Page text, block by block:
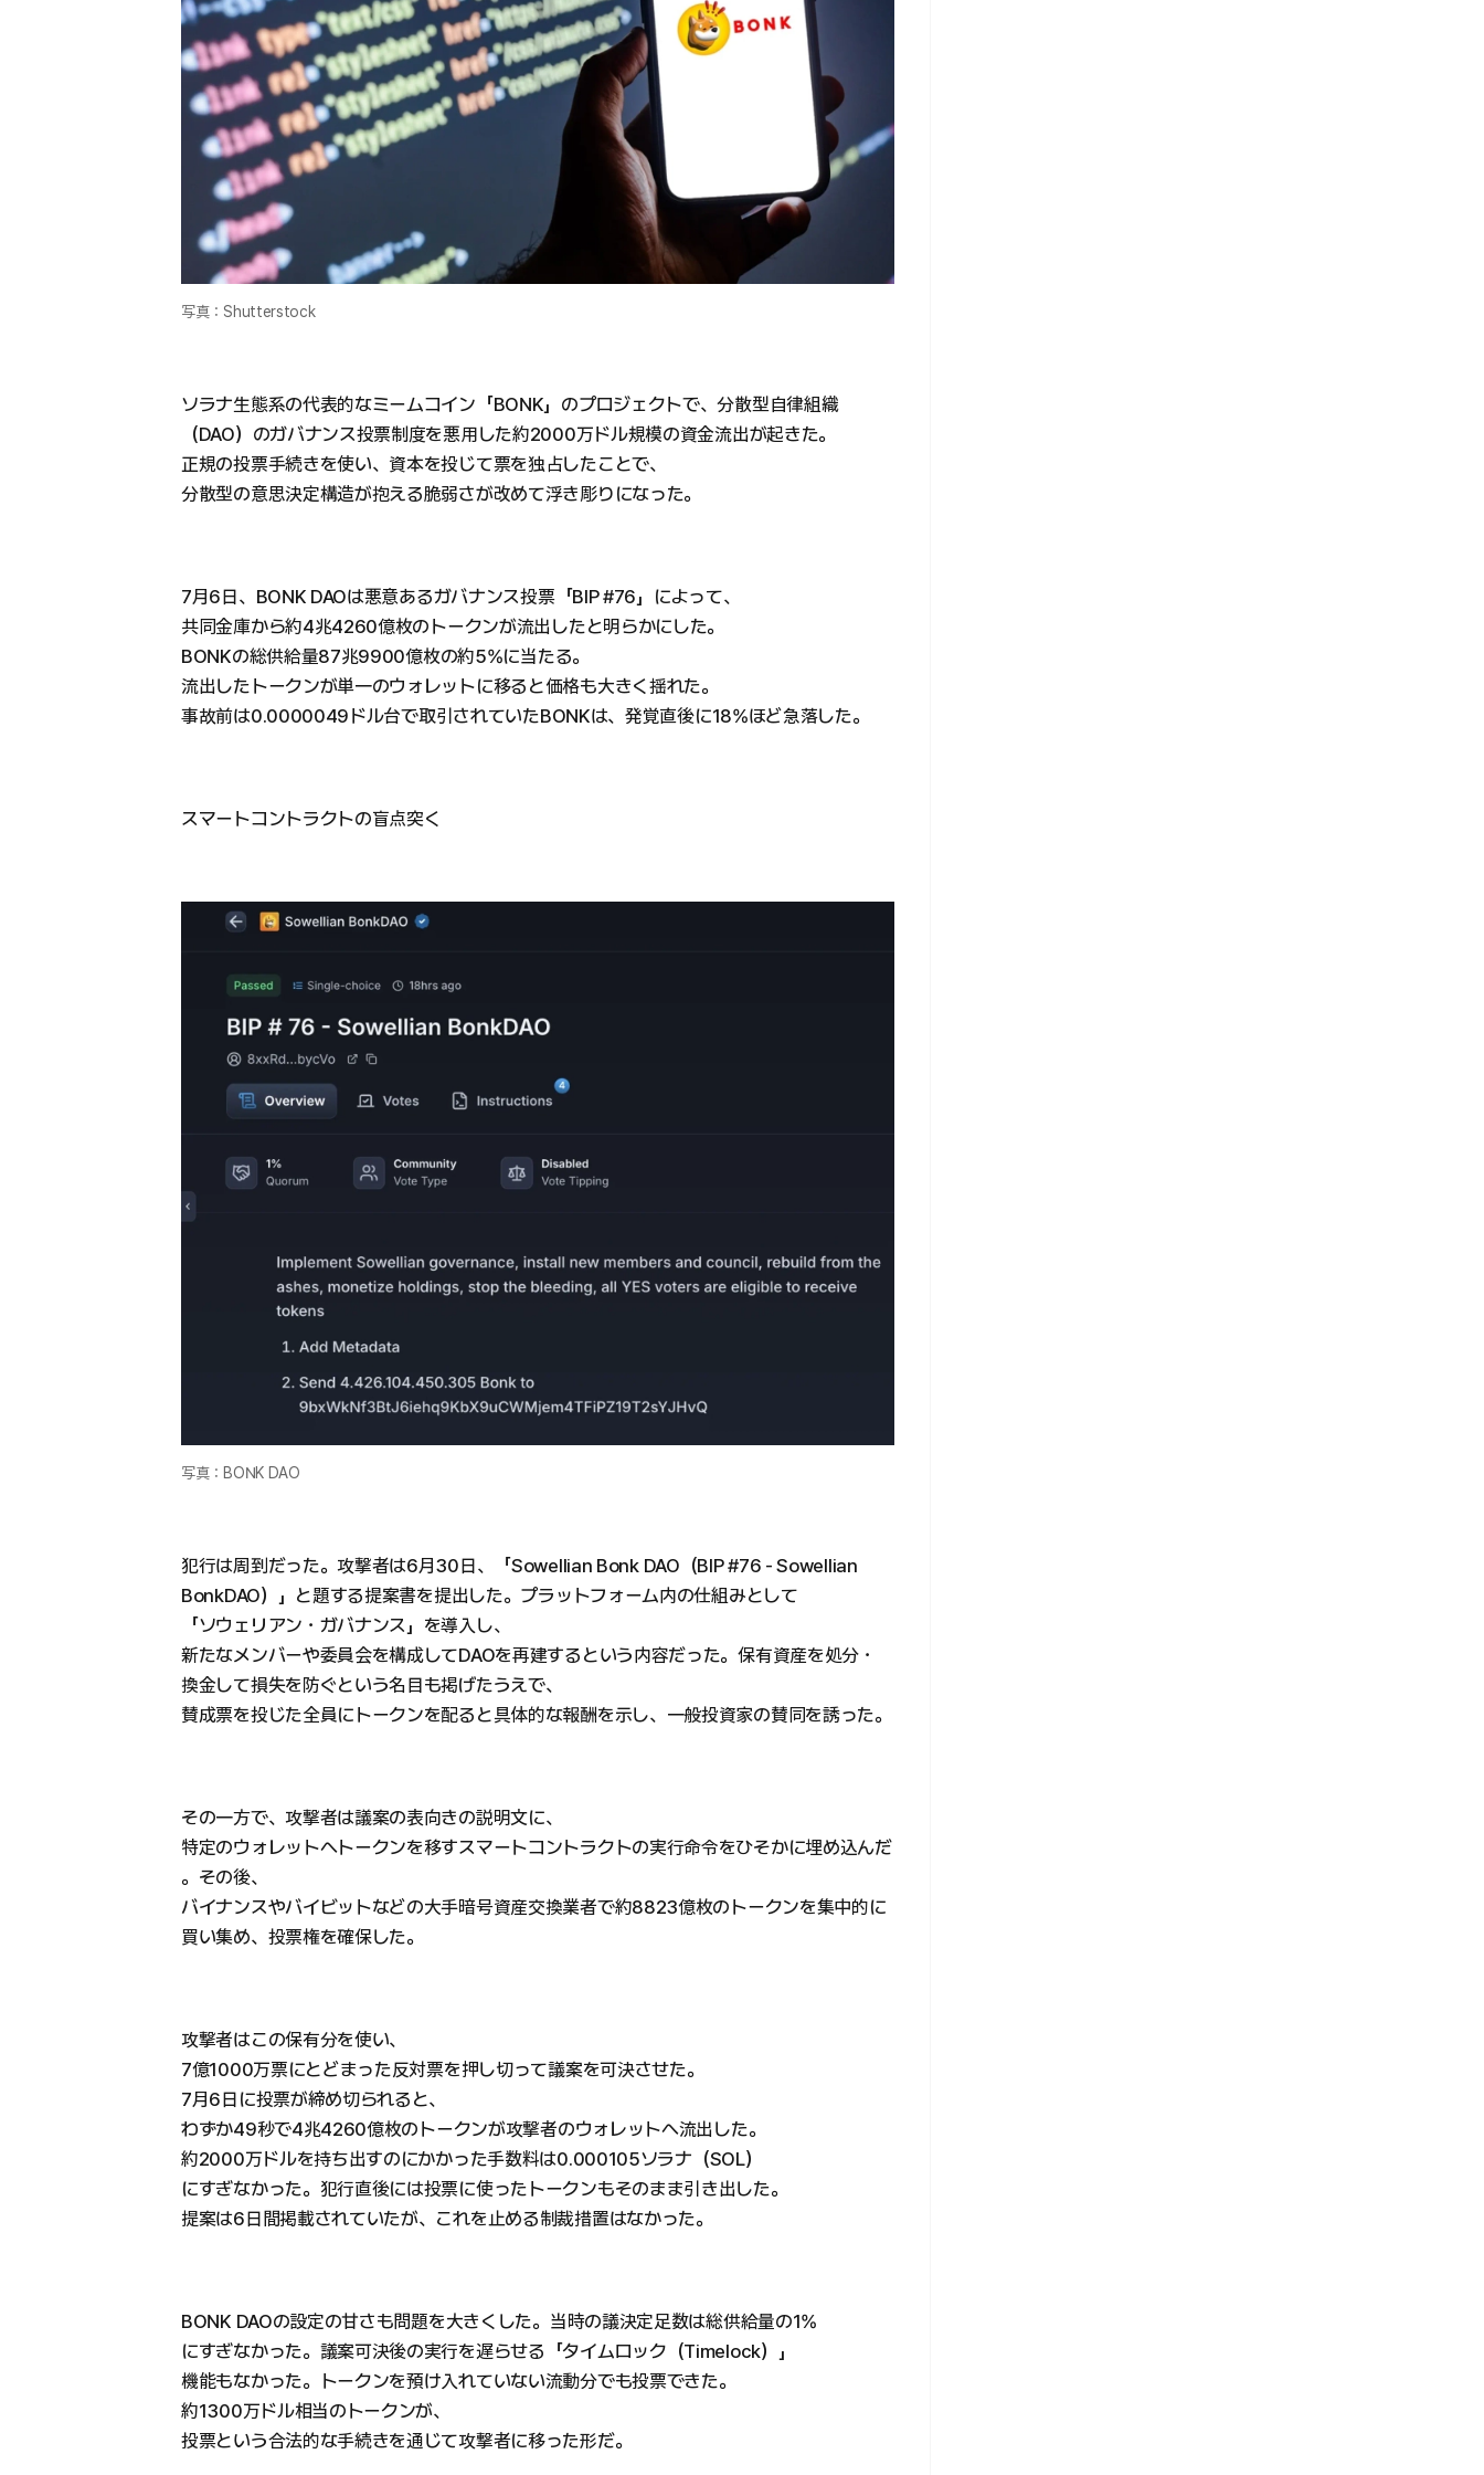
写真：Shutterstock
ソラナ生態系の代表的なミームコイン「BONK」のプロジェクトで、分散型自律組織
（DAO）のガバナンス投票制度を悪用した約2000万ドル規模の資金流出が起きた。
正規の投票手続きを使い、資本を投じて票を独占したことで、
分散型の意思決定構造が抱える脆弱さが改めて浮き彫りになった。
7月6日、BONK DAOは悪意あるガバナンス投票「BIP #76」によって、
共同金庫から約4兆4260億枚のトークンが流出したと明らかにした。
BONKの総供給量87兆9900億枚の約5%に当たる。
流出したトークンが単一のウォレットに移ると価格も大きく揺れた。
事故前は0.0000049ドル台で取引されていたBONKは、発覚直後に18%ほど急落した。
スマートコントラクトの盲点突く
写真：BONK DAO
犯行は周到だった。攻撃者は6月30日、「Sowellian Bonk DAO（BIP #76 - Sowellian
BonkDAO）」と題する提案書を提出した。プラットフォーム内の仕組みとして
「ソウェリアン・ガバナンス」を導入し、
新たなメンバーや委員会を構成してDAOを再建するという内容だった。保有資産を処分・
換金して損失を防ぐという名目も掲げたうえで、
賛成票を投じた全員にトークンを配ると具体的な報酬を示し、一般投資家の賛同を誘った。
その一方で、攻撃者は議案の表向きの説明文に、
特定のウォレットへトークンを移すスマートコントラクトの実行命令をひそかに埋め込んだ
。その後、
バイナンスやバイビットなどの大手暗号資産交換業者で約8823億枚のトークンを集中的に
買い集め、投票権を確保した。
攻撃者はこの保有分を使い、
7億1000万票にとどまった反対票を押し切って議案を可決させた。
7月6日に投票が締め切られると、
わずか49秒で4兆4260億枚のトークンが攻撃者のウォレットへ流出した。
約2000万ドルを持ち出すのにかかった手数料は0.000105ソラナ（SOL）
にすぎなかった。犯行直後には投票に使ったトークンもそのまま引き出した。
提案は6日間掲載されていたが、これを止める制裁措置はなかった。
BONK DAOの設定の甘さも問題を大きくした。当時の議決定足数は総供給量の1%
にすぎなかった。議案可決後の実行を遅らせる「タイムロック（Timelock）」
機能もなかった。トークンを預け入れていない流動分でも投票できた。
約1300万ドル相当のトークンが、
投票という合法的な手続きを通じて攻撃者に移った形だ。